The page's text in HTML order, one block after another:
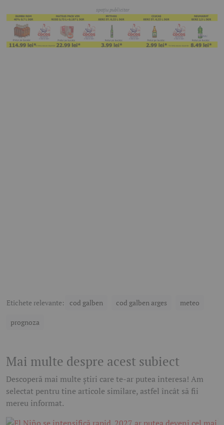
Etichete relevante: cod galben cod galben arges meteo
prognoza
Mai multe despre acest subiect
Descoperă mai multe știri care te-ar putea interesa! Am
selectat pentru tine articole similare, astfel încât să fii
mereu informat.